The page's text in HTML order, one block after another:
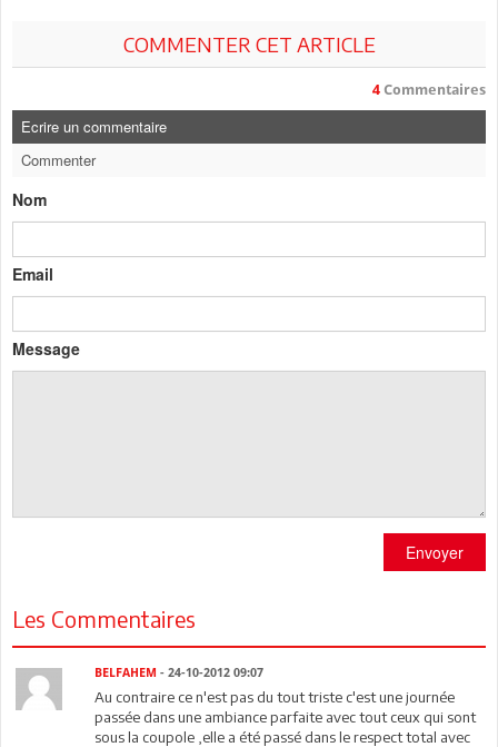
COMMENTER CET ARTICLE
4 Commentaires
Ecrire un commentaire
Commenter
Nom
Email
Message
Envoyer
Les Commentaires
BELFAHEM - 24-10-2012 09:07
Au contraire ce n'est pas du tout triste c'est une journée
passée dans une ambiance parfaite avec tout ceux qui sont
sous la coupole ,elle a été passé dans le respect total avec